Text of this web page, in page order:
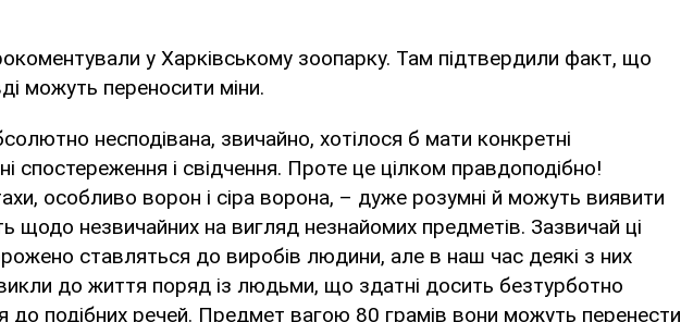
у Харківському зоопарку. Там підтвердили факт, що
можуть переносити міни.
несподівана, звичайно, хотілося б мати конкретні
спостереження і свідчення. Проте це цілком правдоподібно!
особливо ворон і сіра ворона, – дуже розумні й можуть виявити
щодо незвичайних на вигляд незнайомих предметів. Зазвичай ці
ставляться до виробів людини, але в наш час деякі з них
до життя поряд із людьми, що здатні досить безтурботно
до подібних речей. Предмет вагою 80 грамів вони можуть перенести